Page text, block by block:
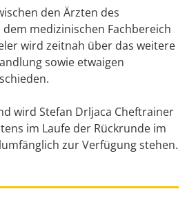
den Ärzten des
medizinischen Fachbereich
wird zeitnah über das weitere
sowie etwaigen
wird Stefan Drljaca Cheftrainer
im Laufe der Rückrunde im
zur Verfügung stehen.